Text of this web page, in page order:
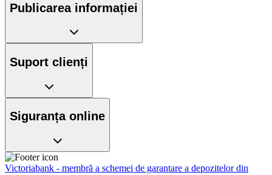
Publicarea informației
Suport clienți
Siguranța online
Victoriabank - membră a schemei de garantare a depozitelor din